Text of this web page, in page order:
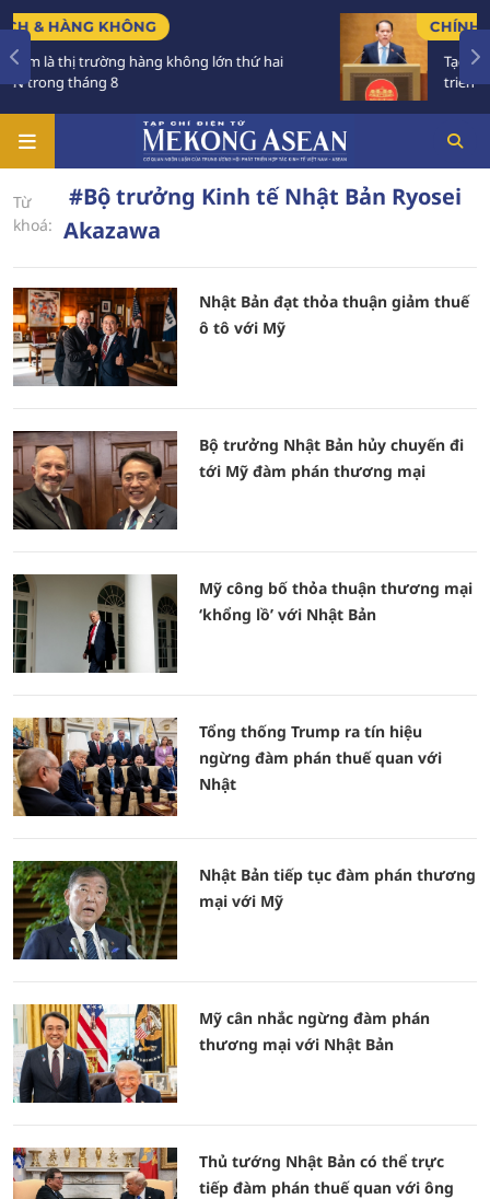
KHÔNG
hàng không lớn thứ hai
8
CHÍNH SÁCH
Tạo khuôn khổ
triển các đô thị lớn
Từ
khoá:
#Bộ trưởng Kinh tế Nhật Bản Ryosei
Akazawa
Nhật Bản đạt thỏa thuận giảm thuế
ô tô với Mỹ
Bộ trưởng Nhật Bản hủy chuyến đi
tới Mỹ đàm phán thương mại
Mỹ công bố thỏa thuận thương mại
‘khổng lồ’ với Nhật Bản
Tổng thống Trump ra tín hiệu
ngừng đàm phán thuế quan với
Nhật
Nhật Bản tiếp tục đàm phán thương
mại với Mỹ
Mỹ cân nhắc ngừng đàm phán
thương mại với Nhật Bản
Thủ tướng Nhật Bản có thể trực
tiếp đàm phán thuế quan với ông